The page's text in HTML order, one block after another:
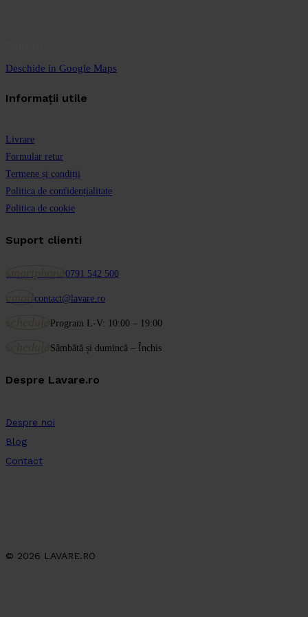
Deschide in Google Maps
Informații utile
Livrare
Formular retur
Termene și condiții
Politica de confidențialitate
Politica de cookie
Suport clienti
0791 542 500
contact@lavare.ro
Program L-V: 10:00 – 19:00
Sâmbătă și dumincă – Închis
Despre Lavare.ro
Despre noi
Blog
Contact
© 2026 LAVARE.RO